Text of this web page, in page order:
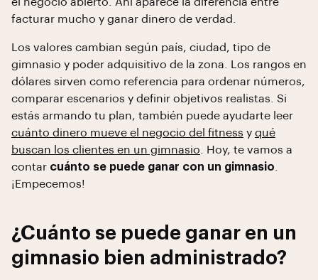
facturar mucho y ganar dinero de verdad.
Los valores cambian según país, ciudad, tipo de
gimnasio y poder adquisitivo de la zona. Los rangos en
dólares sirven como referencia para ordenar números,
comparar escenarios y definir objetivos realistas. Si
estás armando tu plan, también puede ayudarte leer
cuánto dinero mueve el negocio del fitness y qué
buscan los clientes en un gimnasio . Hoy, te vamos a
contar cuánto se puede ganar con un gimnasio
¡Empecemos!
¿Cuánto se puede ganar en un
gimnasio bien administrado?